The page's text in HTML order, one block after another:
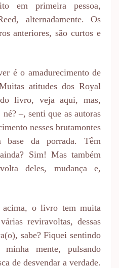
em primeira pessoa,
alternadamente. Os
anteriores, são curtos e
é o amadurecimento de
atitudes dos Royal
livro, veja aqui, mas,
–, senti que as autoras
nesses brutamontes
base da porrada. Têm
Sim! Mas também
deles, mudança e,
acima, o livro tem muita
reviravoltas, dessas
sabe? Fiquei sentindo
mente, pulsando
de desvendar a verdade.